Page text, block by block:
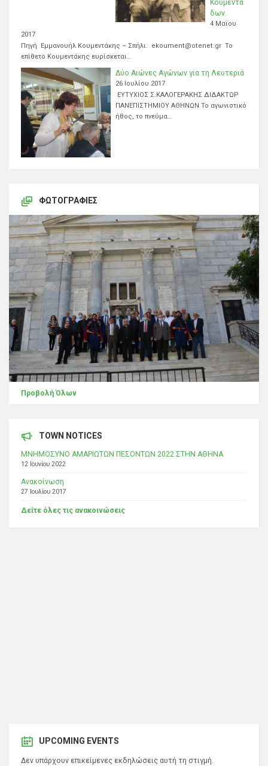
Κουμεντά
δων.
4 Μαΐου
2017
Πηγή Εμμανουήλ Κουμεντάκης – Σπήλι. ekoument@otenet.gr Το
επίθετο Κουμεντάκης ευρίσκεται…
Δύο Αιώνες Αγώνων για τη Λευτεριά
26 Ιουλίου 2017
ΕΥΤΥΧΙΟΣ Σ.ΚΑΛΟΓΕΡΑΚΗΣ ΔΙΔΑΚΤΩΡ
ΠΑΝΕΠΙΣΤΗΜΙΟΥ ΑΘΗΝΩΝ Το αγωνιστικό
ήθος, το πνεύμα…
ΦΩΤΟΓΡΑΦΊΕΣ
Προβολή Όλων
TOWN NOTICES
ΜΝΗΜΟΣΥΝΟ ΑΜΑΡΙΩΤΩΝ ΠΕΣΟΝΤΩΝ 2022 ΣΤΗΝ ΑΘΗΝΑ
12 Ιουνίου 2022
Ανακοίνωση
27 Ιουλίου 2017
Δείτε όλες τις ανακοινώσεις
UPCOMING EVENTS
Δεν υπάρχουν επικείμενες εκδηλώσεις αυτή τη στιγμή.